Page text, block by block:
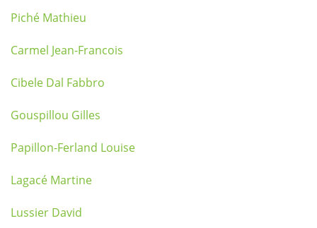
Piché Mathieu
Carmel Jean-Francois
Cibele Dal Fabbro
Gouspillou Gilles
Papillon-Ferland Louise
Lagacé Martine
Lussier David